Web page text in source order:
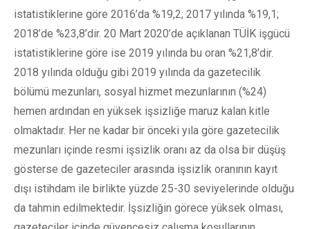
istatistiklerine göre 2016’da %19,2; 2017 yılında %19,1;
2018’de %23,8’dir. 20 Mart 2020’de açıklanan TÜİK işgücü
istatistiklerine göre ise 2019 yılında bu oran %21,8’dir.
2018 yılında olduğu gibi 2019 yılında da gazetecilik
bölümü mezunları, sosyal hizmet mezunlarının (%24)
hemen ardından en yüksek işsizliğe maruz kalan kitle
olmaktadır. Her ne kadar bir önceki yıla göre gazetecilik
mezunları içinde resmi işsizlik oranı az da olsa bir düşüş
gösterse de gazeteciler arasında işsizlik oranının kayıt
dışı istihdam ile birlikte yüzde 25-30 seviyelerinde olduğu
da tahmin edilmektedir. İşsizliğin görece yüksek olması,